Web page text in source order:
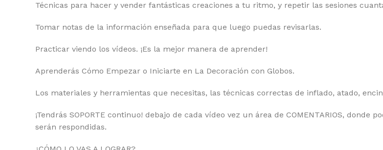
Técnicas para hacer y vender fantásticas creaciones a tu ritmo, y repetir las sesiones
Tomar notas de la información enseñada para que luego puedas revisarlas.
Practicar viendo los vídeos. ¡Es la mejor manera de aprender!
Aprenderás Cómo Empezar o Iniciarte en La Decoración con Globos.
Los materiales y herramientas que necesitas, las técnicas correctas de inflado, atado,
¡Tendrás SOPORTE continuo! debajo de cada vídeo vez un área de COMENTARIOS,
serán respondidas.